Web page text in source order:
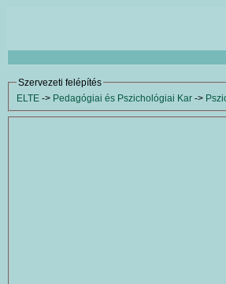
Szervezeti felépítés
ELTE -> Pedagógiai és Pszichológiai Kar ->